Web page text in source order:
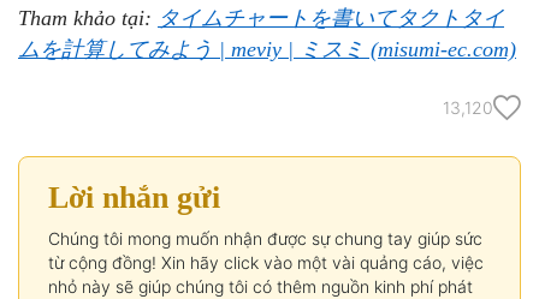
Tham khảo tại: タイムチャートを書いてタクトタイ
ムを計算してみよう | meviy | ミスミ (misumi-ec.com)
13,120
Lời nhắn gửi
Chúng tôi mong muốn nhận được sự chung tay giúp sức
từ cộng đồng! Xin hãy click vào một vài quảng cáo, việc
nhỏ này sẽ giúp chúng tôi có thêm nguồn kinh phí phát